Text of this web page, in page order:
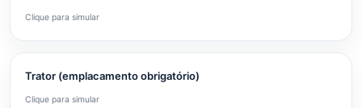
Clique para simular
Trator (emplacamento obrigatório)
Clique para simular